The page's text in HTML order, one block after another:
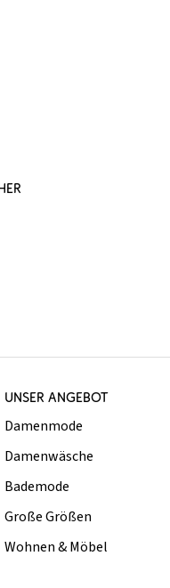
UNSER ANGEBOT
Damenmode
Damenwäsche
Bademode
Große Größen
Wohnen & Möbel